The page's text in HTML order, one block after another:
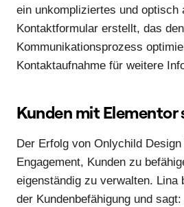
ein unkompliziertes und optisch
Kontaktformular erstellt, das den
Kommunikationsprozess
Kontaktaufnahme für weitere
Kunden mit Elementor
Der Erfolg von Onlychild
Engagement, Kunden zu
eigenständig zu verwalten. Lina
der Kundenbefähigung und